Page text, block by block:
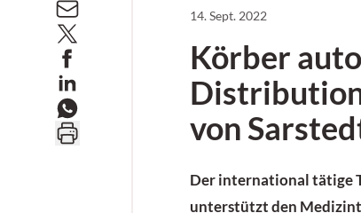
14. Sept. 2022
Körber
von
Der international tätige
unterstützt den